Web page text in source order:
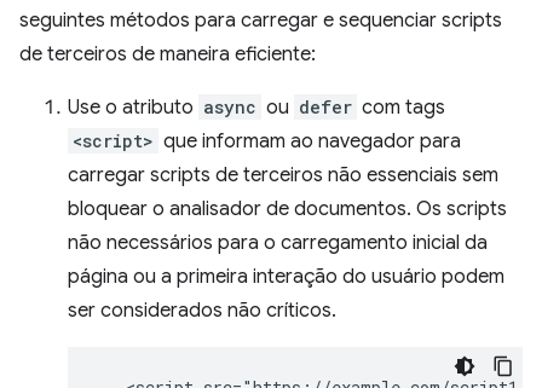
seguintes métodos para carregar e sequenciar scripts
de terceiros de maneira eficiente:
Use o atributo async ou defer com tags
<script> que informam ao navegador para
carregar scripts de terceiros não essenciais sem
bloquear o analisador de documentos. Os scripts
não necessários para o carregamento inicial da
página ou a primeira interação do usuário podem
ser considerados não críticos.